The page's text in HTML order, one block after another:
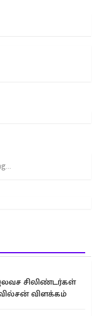
இலவச சிலிண்டர்கள்
விளக்கம்